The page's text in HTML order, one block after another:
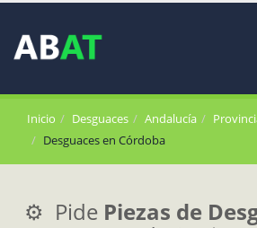
Inicio Desguaces Andalucía
Desguaces en Córdoba
⚙️ Pide Piezas de